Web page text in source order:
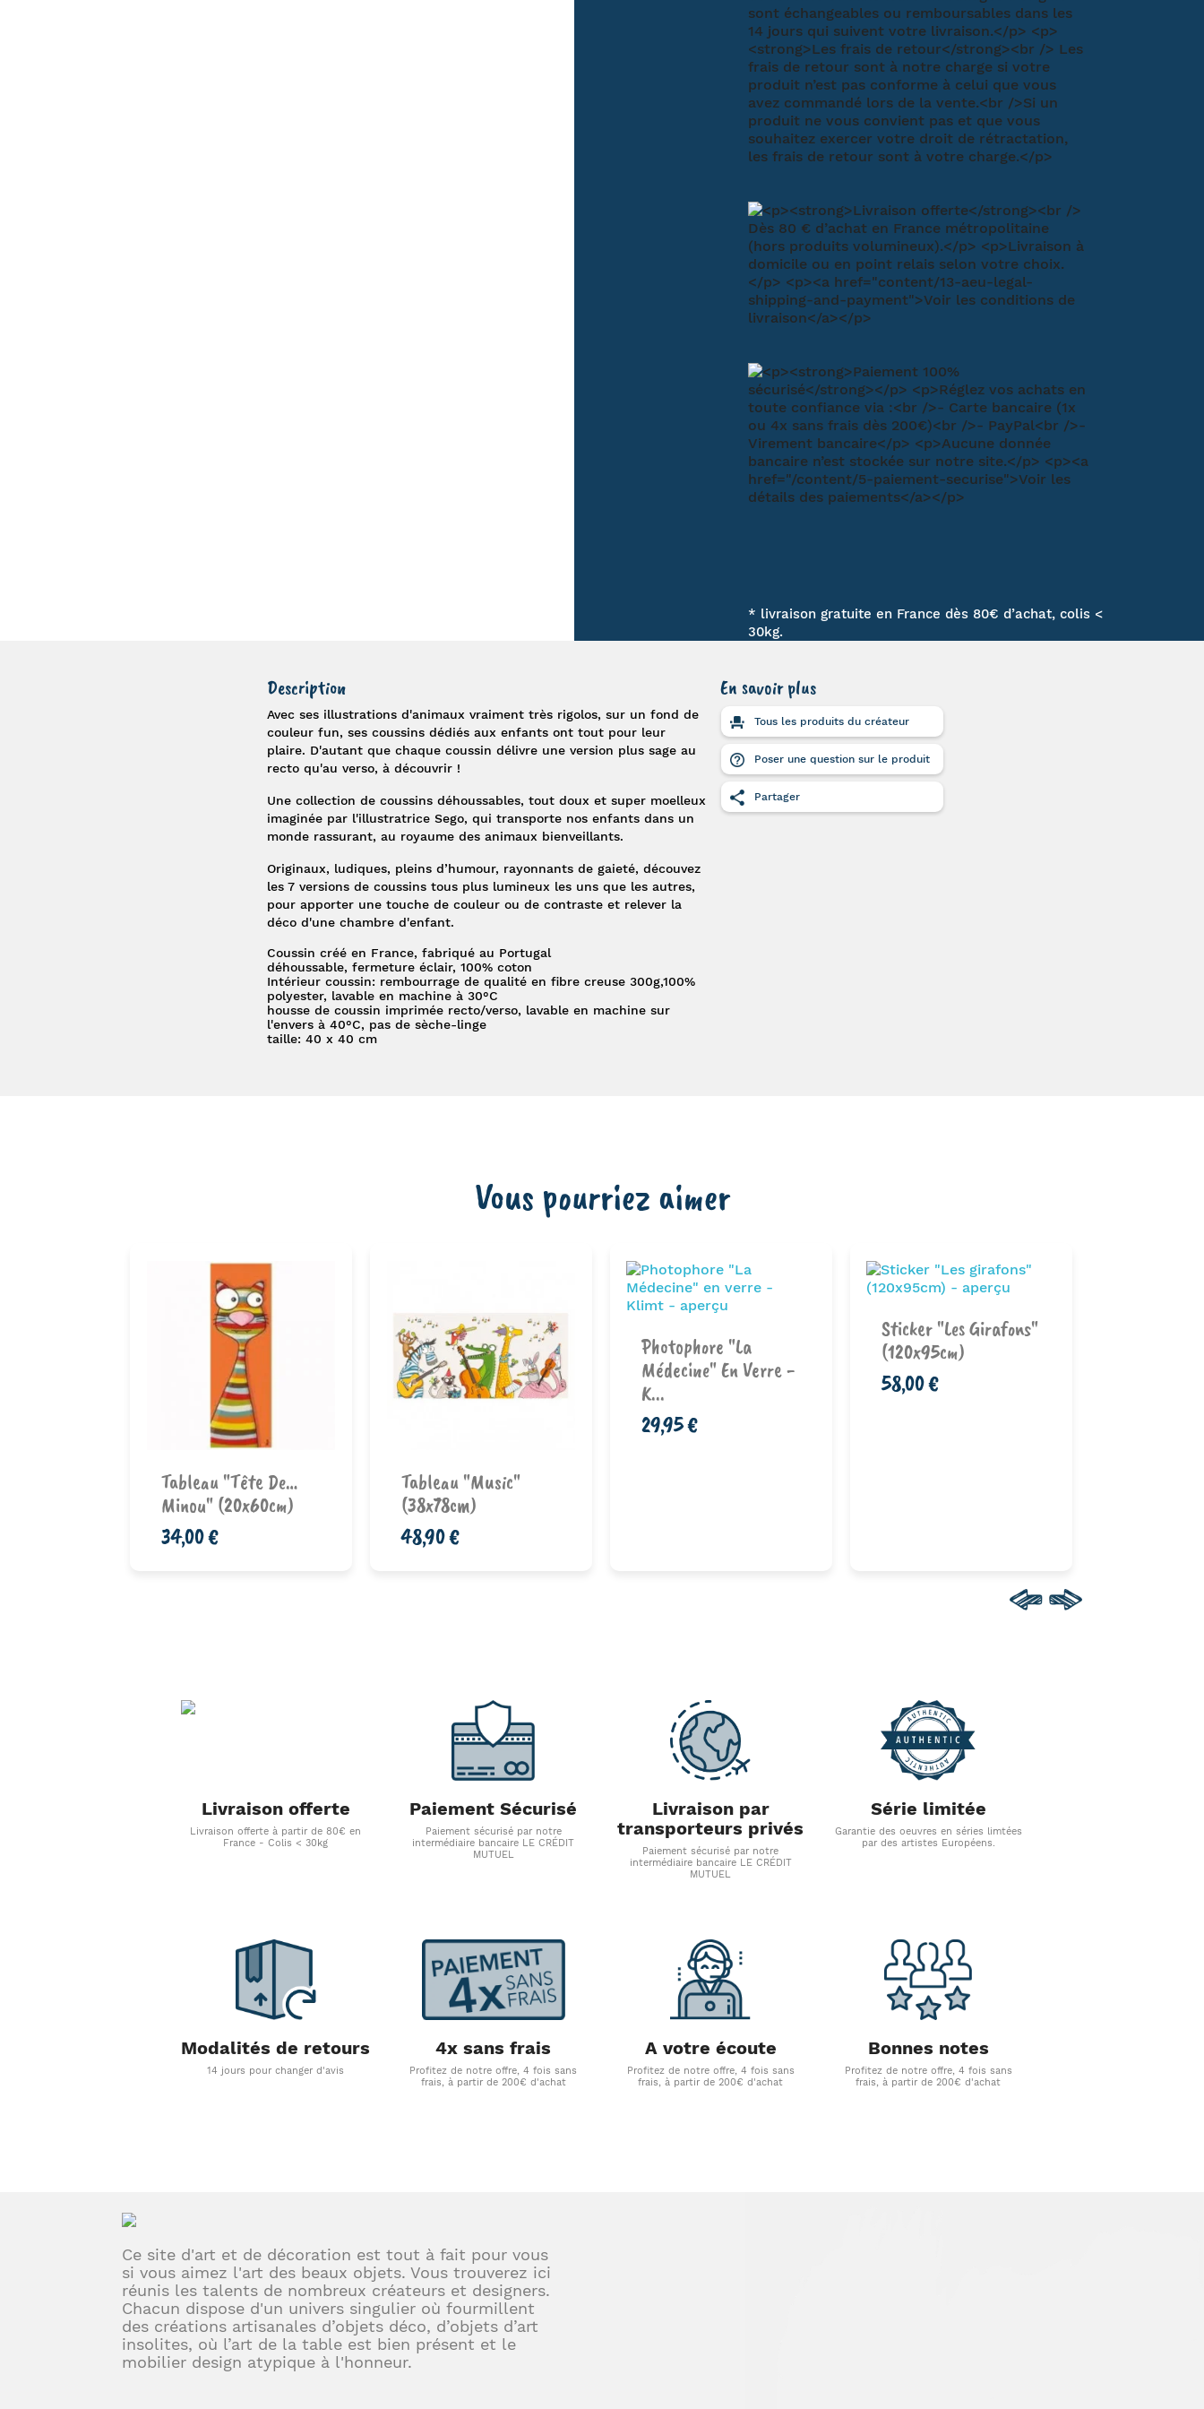
* livraison gratuite en France dès 80€ d’achat, colis <
30kg.
Description
Avec ses illustrations d'animaux vraiment très rigolos, sur un fond de
couleur fun, ses coussins dédiés aux enfantsont tout pour leur
plaire. D'autant que chaque coussin délivre une version plus sage au
recto qu'au verso, à découvrir !
Une collection de coussins déhoussables, tout doux et super moelleux
imaginée par l'illustratrice Sego, qui transporte nos enfants dans un
monde rassurant, au royaume des animaux bienveillants.
Originaux, ludiques, pleins d’humour, rayonnants de gaieté, découvez
les 7 versionsde coussins tous plus lumineux les uns que les autres,
pour apporter une touche de couleur ou de contraste et relever la
déco d'une chambre d'enfant.
Coussin créé en France, fabriqué au Portugal
déhoussable, fermeture éclair, 100% coton
Intérieur coussin: rembourrage de qualité en fibre creuse 300g,100%
polyester, lavable en machine à 30°C
housse de coussin imprimée recto/verso, lavable en machine sur
l'envers à 40°C, pas de sèche-linge
taille: 40 x 40 cm
En savoir plus
Tous les produits du créateur
Poser une question sur le produit
Partager
Vous pourriez aimer
Tableau "Tête De…
Minou" (20x60cm)
34,00 €
Ajouter au
panier
Tableau "Music"
(38x78cm)
48,90 €
panier
Photophore "La
Médecine" En Verre -
K...
29,95 €
Sticker "Les Girafons"
(120x95cm)
58,00 €
Livraison offerte
Livraison offerte à partir de 80€ en
France - Colis < 30kg
Paiement Sécurisé
Paiement sécurisé par notre
intermédiaire bancaire LE CRÉDIT
MUTUEL
Livraison par
transporteurs privés
Paiement sécurisé par notre
intermédiaire bancaire LE CRÉDIT
MUTUEL
Série limitée
Garantie des oeuvres en séries limtées
par des artistes Européens.
Modalités de retours
14 jours pour changer d'avis
4x sans frais
Profitez de notre offre, 4 fois sans
frais, à partir de 200€ d'achat
A votre écoute
Profitez de notre offre, 4 fois sans
frais, à partir de 200€ d'achat
Bonnes notes
Profitez de notre offre, 4 fois sans
frais, à partir de 200€ d'achat
Ce site d'art et de décoration est tout à fait pour vous
si vous aimez l'art des beaux objets. Vous trouverez ici
réunis les talents de nombreux créateurs et designers.
Chacun dispose d'un univers singulier où fourmillent
des créations artisanales d’objets déco, d’objets d’art
insolites, où l’art de la table est bien présent et le
mobilier design atypique à l'honneur.